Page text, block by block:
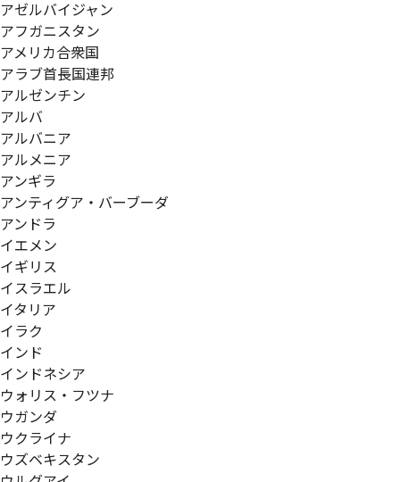
アゼルバイジャン
アフガニスタン
アメリカ合衆国
アラブ首長国連邦
アルゼンチン
アルバ
アルバニア
アルメニア
アンギラ
アンティグア・バーブーダ
アンドラ
イエメン
イギリス
イスラエル
イタリア
イラク
インド
インドネシア
ウォリス・フツナ
ウガンダ
ウクライナ
ウズベキスタン